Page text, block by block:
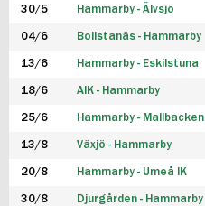
30/5 Hammarby - Älvsjö
04/6 Bollstanäs - Hammarby
13/6 Hammarby - Eskilstuna
18/6 AIK - Hammarby
25/6 Hammarby - Mallbacken
13/8 Växjö - Hammarby
20/8 Hammarby - Umeå IK
30/8 Djurgården - Hammarby